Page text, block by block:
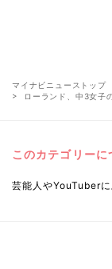
マイナビニューストップ
ローランド、中3女子
このカテゴリーに
芸能人やYouTuberに